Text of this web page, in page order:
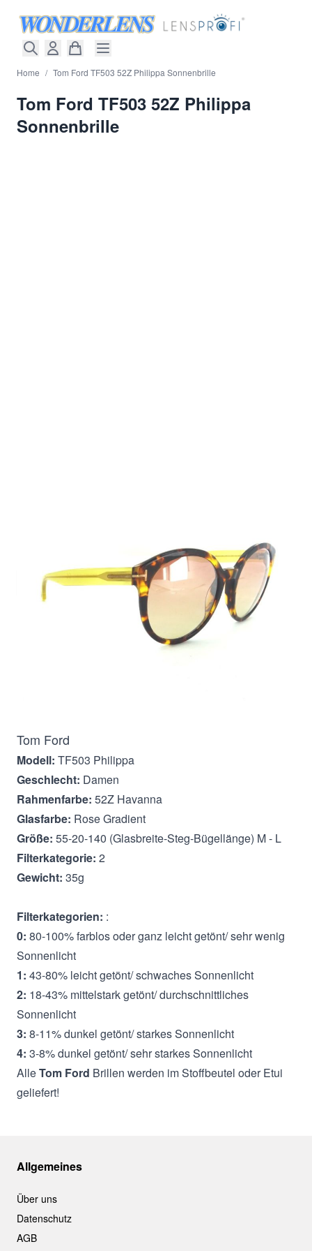
Home / Tom Ford TF503 52Z Philippa Sonnenbrille
Tom Ford TF503 52Z Philippa
Sonnenbrille
Menge
Tom Ford
Modell: TF503 Philippa
Geschlecht: Damen
Rahmenfarbe: 52Z Havanna
Glasfarbe: Rose Gradient
Größe: 55-20-140 (Glasbreite-Steg-Bügellänge) M - L
Filterkategorie: 2
Gewicht: 35g
Filterkategorien: :
0: 80-100% farblos oder ganz leicht getönt/ sehr wenig
Sonnenlicht
1: 43-80% leicht getönt/ schwaches Sonnenlicht
2: 18-43% mittelstark getönt/ durchschnittliches
Sonnenlicht
3: 8-11% dunkel getönt/ starkes Sonnenlicht
4: 3-8% dunkel getönt/ sehr starkes Sonnenlicht
AlleTom Ford Brillen werden im Stoffbeutel oder Etui
geliefert!
Allgemeines
Über uns
Datenschutz
AGB